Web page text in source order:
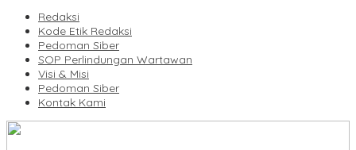
Redaksi
Kode Etik Redaksi
Pedoman Siber
SOP Perlindungan Wartawan
Visi & Misi
Pedoman Siber
Kontak Kami